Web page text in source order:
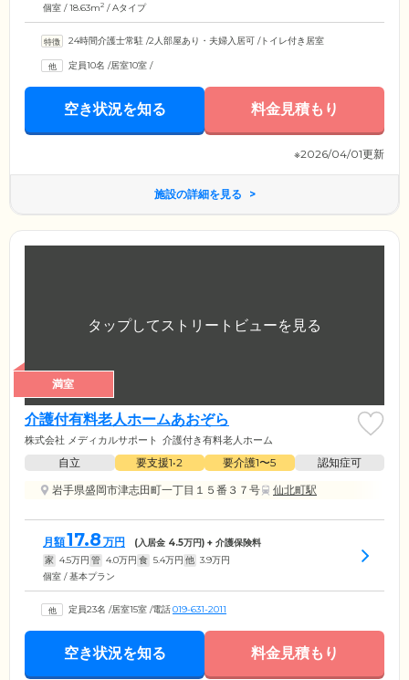
個室 / 18.63m2 / Aタイプ
24時間介護士常駐 /2人部屋あり・夫婦入居可 /トイレ付き居室
定員10名 /居室10室 /
空き状況を知る 料金見積もり
※2026/04/01更新
施設の詳細を見る
満室
介護付有料老人ホームあおぞら
株式会社 メディカルサポート 介護付き有料老人ホーム
自立 要支援1•2 要介護1〜5
認知症可
岩手県盛岡市津志田町一丁目１５番３７号
仙北町駅
月額17.8 万円 (入居金 4.5万円) + 介護保険料
家 4.5万円 管 4.0万円 食 5.4万円 他 3.9万円
個室 / 基本プラン
定員23名 /居室15室 /電話019-631-2011
空き状況を知る 料金見積もり